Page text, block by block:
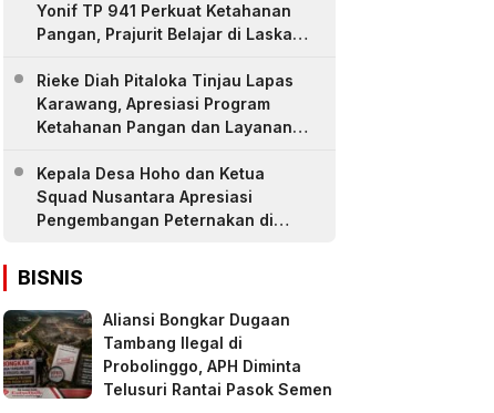
Yonif TP 941 Perkuat Ketahanan
Pangan, Prajurit Belajar di Laskar
Rieke Diah Pitaloka Tinjau Lapas
Karawang, Apresiasi Program
Ketahanan Pangan dan Layanan
Kepala Desa Hoho dan Ketua
Squad Nusantara Apresiasi
Pengembangan Peternakan di
BISNIS
Aliansi Bongkar Dugaan
Tambang Ilegal di
Probolinggo, APH Diminta
Telusuri Rantai Pasok Semen